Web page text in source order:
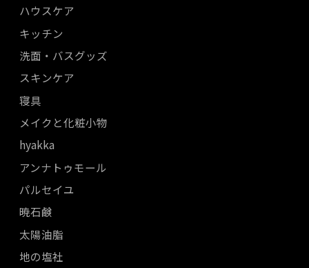
ハウスケア
キッチン
洗面・バスグッズ
スキンケア
寝具
メイクと化粧小物
hyakka
アンナトゥモール
パルセイユ
暁石鹸
太陽油脂
地の塩社